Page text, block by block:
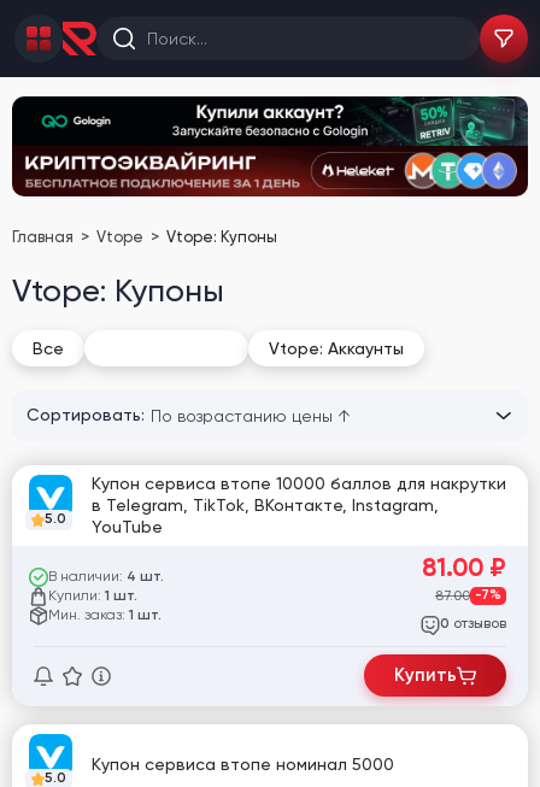
Главная Vtope Vtope: Купоны
Vtope: Купоны
Все Vtope: Аккаунты
Сортировать:
5.0
Купон сервиса втопе 10000 баллов для накрутки
в Telegram, TikTok, ВКонтакте, Instagram,
YouTube
В наличии: 4 шт.
Купили: 1 шт.
Мин. заказ: 1 шт.
81.00 ₽
87.00 -7%
0 отзывов
Купить
5.0
Купон сервиса втопе номинал 5000